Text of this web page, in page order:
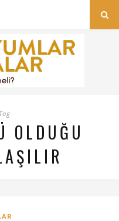
OLDUĞU